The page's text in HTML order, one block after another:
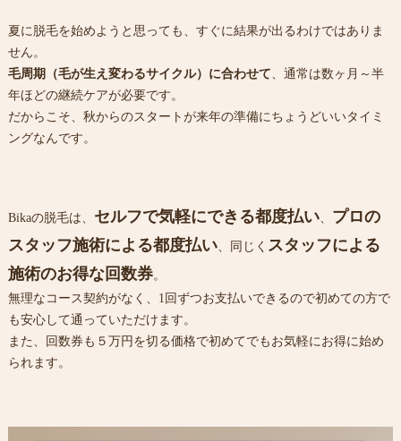
夏に脱毛を始めようと思っても、すぐに結果が出るわけではありま
せん。
毛周期（毛が生え変わるサイクル）に合わせて、通常は数ヶ月～半
年ほどの継続ケアが必要です。
だからこそ、秋からのスタートが来年の準備にちょうどいいタイミ
ングなんです。
Bikaの脱毛は、 セルフで気軽にできる都度払い、 プロの
スタッフ施術による都度払い、同じく スタッフによる
施術のお得な回数券。
無理なコース契約がなく、1回ずつお支払いできるので初めての方で
も安心して通っていただけます。
また、回数券も５万円を切る価格で初めてでもお気軽にお得に始め
られます。